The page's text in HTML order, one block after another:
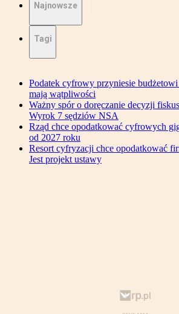
Najnowsze
Tagi
Podatek cyfrowy przyniesie
mają wątpliwości
Ważny spór o doręczanie decyzji
Wyrok 7 sędziów NSA
Rząd chce opodatkować cyfrowych
od 2027 roku
Resort cyfryzacji chce opodatkować
Jest projekt ustawy